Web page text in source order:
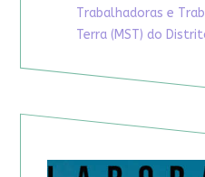
Trabalhadoras e
Terra (MST) do